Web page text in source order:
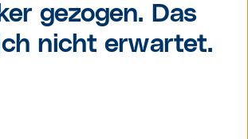
gezogen. Das
nicht erwartet.